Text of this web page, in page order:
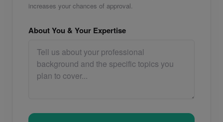
increases your chances of approval.
About You & Your Expertise